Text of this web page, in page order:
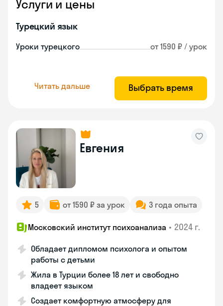
Услуги и цены
Турецкий язык
Уроки турецкого от 1590 ₽ / урок
Читать дальше Выбрать время
Евгения
5 от 1590 ₽ за урок 3 года опыта
Московский институт психоанализа • 2024 г.
Обладает дипломом психолога и опытом
работы с детьми
Жила в Турции более 18 лет и свободно
владеет языком
Создает комфортную атмосферу для